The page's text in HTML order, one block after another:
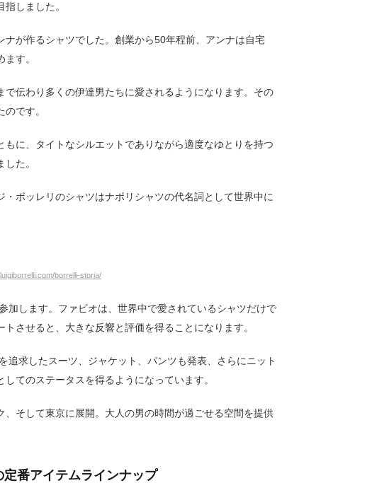
しました。
が作るシャツでした。創業から50年程前、アンナは自宅
す。
伝わり多くの伊達男たちに愛されるようになります。その
です。
に、タイトなシルエットでありながら適度なゆとりを持つ
た。
ボッレリのシャツはナポリシャツの代名詞として世界中に
borrelli-storia/
加します。ファビオは、世界中で愛されているシャツだけで
させると、大きな反響と評価を得ることになります。
追求したスーツ、ジャケット、パンツも発表、さらにニット
てのステータスを得るようになっています。
そして東京に展開。大人の男の時間が過ごせる空間を提供
番アイテムラインナップ